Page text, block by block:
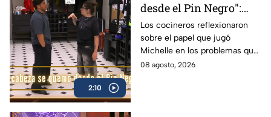
2:10
desde el Pin Negro":
Julio y Carmen hablan
de la actitud de
Michelle en MasterChef
24/7 (VIDEO)
Los cocineros reflexionaron
sobre el papel que jugó
Michelle en los problemas que
protagonizaron como equipo
08 agosto, 2026